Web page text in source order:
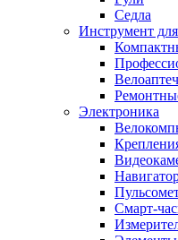
Седла
Инструмент
Электроника
Смарт-